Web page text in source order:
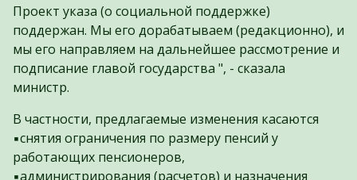
Проект указа (о социальной поддержке)
поддержан. Мы его дорабатываем (редакционно), и
мы его направляем на дальнейшее рассмотрение и
подписание главой государства ", - сказала
министр.
В частности, предлагаемые изменения касаются
▪️снятия ограничения по размеру пенсий у
работающих пенсионеров,
▪️администрирования (расчетов) и назначения